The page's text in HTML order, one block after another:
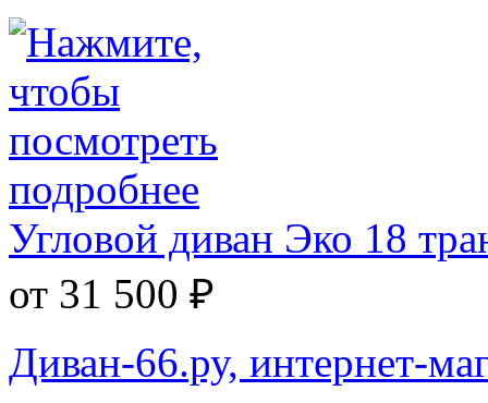
Угловой диван Эко 18
от 31 500 ₽
Диван-66.ру, интернет-